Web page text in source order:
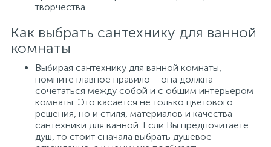
творчества.
Как выбрать сантехнику для ванной
комнаты
Выбирая сантехнику для ванной комнаты,
помните главное правило – она должна
сочетаться между собой и с общим интерьером
комнаты. Это касается не только цветового
решения, но и стиля, материалов и качества
сантехники для ванной. Если Вы предпочитаете
душ, то стоит сначала выбрать душевое